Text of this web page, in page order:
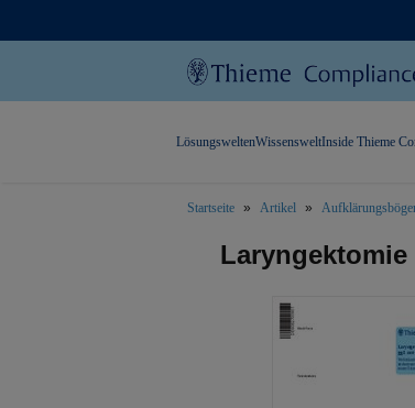
LösungsweltenWissensweltInside Thieme
Startseite Artikel
Laryngektomie